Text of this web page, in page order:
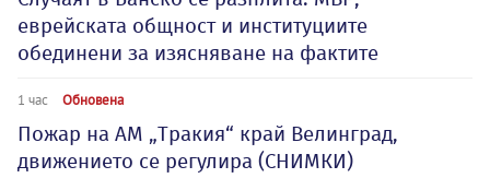
еврейската общност и институциите
обединени за изясняване на фактите
1 час Обновена
Пожар на АМ „Тракия“ край Велинград,
движението се регулира (СНИМКИ)